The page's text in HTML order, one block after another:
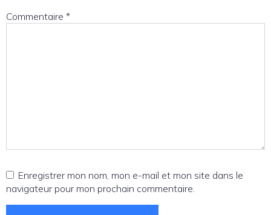
Commentaire *
Enregistrer mon nom, mon e-mail et mon site dans le
navigateur pour mon prochain commentaire.